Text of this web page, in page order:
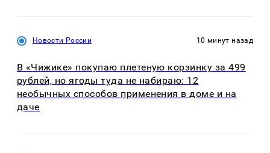
Новости России 10 минут назад
В «Чижике» покупаю плетеную корзинку за 499
рублей, но ягоды туда не набираю: 12
необычных способов применения в доме и на
даче